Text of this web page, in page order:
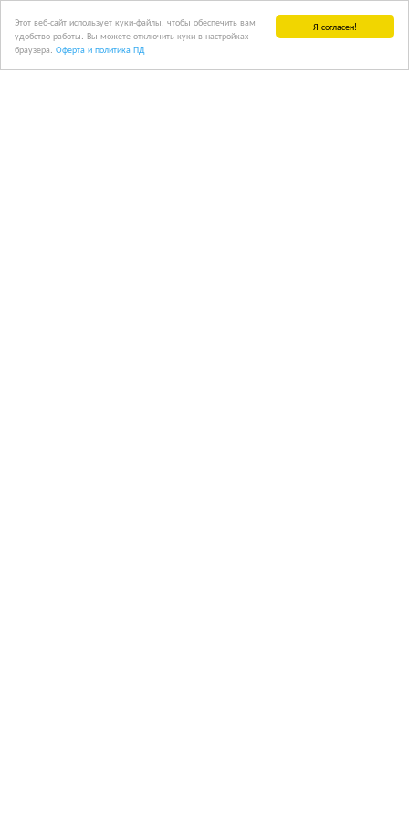
Я согласен!
Этот веб-сайт использует куки-файлы, чтобы обеспечить вам
удобство работы. Вы можете отключить куки в настройках
браузера. Оферта и политика ПД